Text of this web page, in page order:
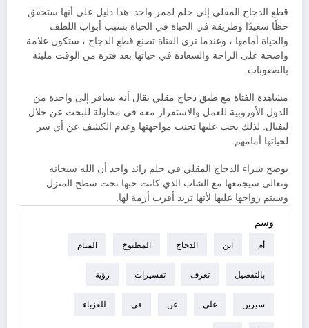
قطع الدجاج المقلي إلى حلم لممر واحد. هذا دليل على أنها ستحقق
حظًا سعيدًا وطريقة في الحياة في الحياة بسبب أبواب اللطف
والحياة أمامها ، وعندما ترى الفتاة تصنع قطع الدجاج ، ستكون علامة
واضحة على الراحة والسعادة في حياتها بعد فترة من الوقت مليئة
بالصعوبات.
مشاهدة الفتاة مع طبق دجاج مقلي يقال أنه يسافر إلى واحدة من
الدول الأوروبية للعمل والاستقرار معه في محاولة للبحث عن حلال
ليفيال. لذلك يجب عليها تجنب مواجهتها وعدم الكشف عن أي سر
لحياتها أمامهم.
يوضح شراء الدجاج المقلي في حلم رائد واحد أن الله سبحانه
وتعالى سيجمعها مع الشاب الذي كانت حبها تحت سطح المنزل
وسيتم زواجها عليها لأنها تريد أقرب أزمة لها.
وسم
أم ابن الدجاج المطبوخ المنام
بالتفصيل تعرف تفسيرات رؤية
سيرين علي عن في للعزباء